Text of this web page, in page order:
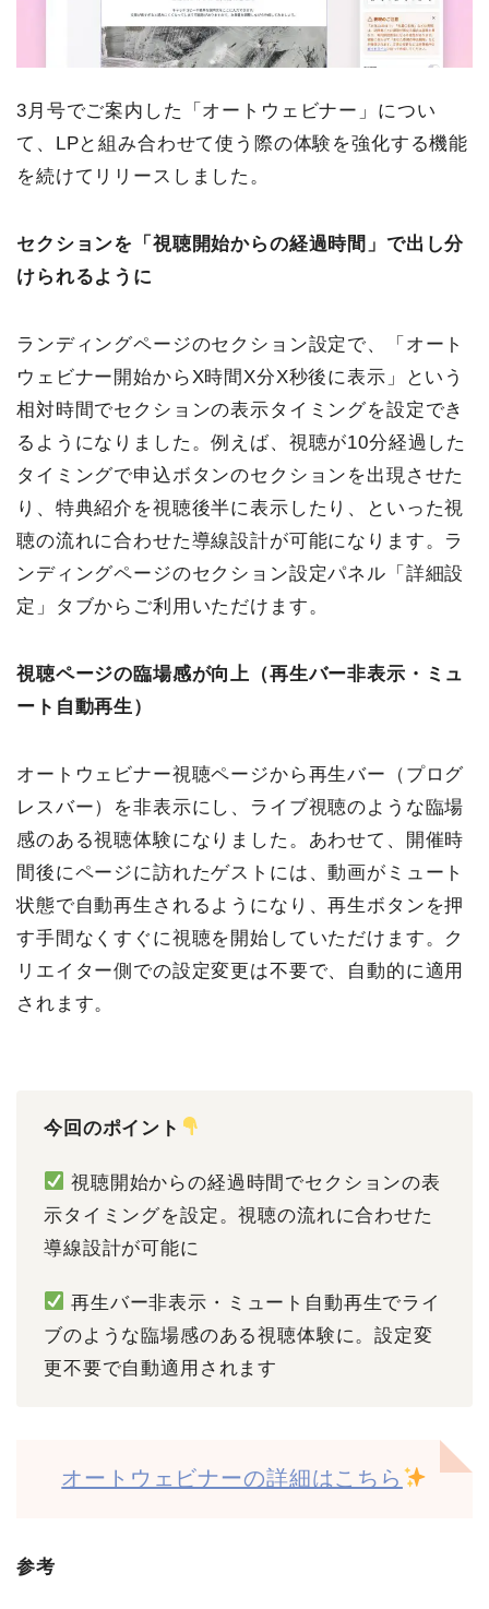
3月号でご案内した「オートウェビナー」につい
て、LPと組み合わせて使う際の体験を強化する機能
を続けてリリースしました。
セクションを「視聴開始からの経過時間」で出し分
けられるように
ランディングページのセクション設定で、「オート
ウェビナー開始からX時間X分X秒後に表示」という
相対時間でセクションの表示タイミングを設定でき
るようになりました。例えば、視聴が10分経過した
タイミングで申込ボタンのセクションを出現させた
り、特典紹介を視聴後半に表示したり、といった視
聴の流れに合わせた導線設計が可能になります。ラ
ンディングページのセクション設定パネル「詳細設
定」タブからご利用いただけます。
視聴ページの臨場感が向上（再生バー非表示・ミュ
ート自動再生）
オートウェビナー視聴ページから再生バー（プログ
レスバー）を非表示にし、ライブ視聴のような臨場
感のある視聴体験になりました。あわせて、開催時
間後にページに訪れたゲストには、動画がミュート
状態で自動再生されるようになり、再生ボタンを押
す手間なくすぐに視聴を開始していただけます。ク
リエイター側での設定変更は不要で、自動的に適用
されます。
今回のポイント
視聴開始からの経過時間でセクションの表
示タイミングを設定。視聴の流れに合わせた
導線設計が可能に
再生バー非表示・ミュート自動再生でライ
ブのような臨場感のある視聴体験に。設定変
更不要で自動適用されます
オートウェビナーの詳細はこちら
参考